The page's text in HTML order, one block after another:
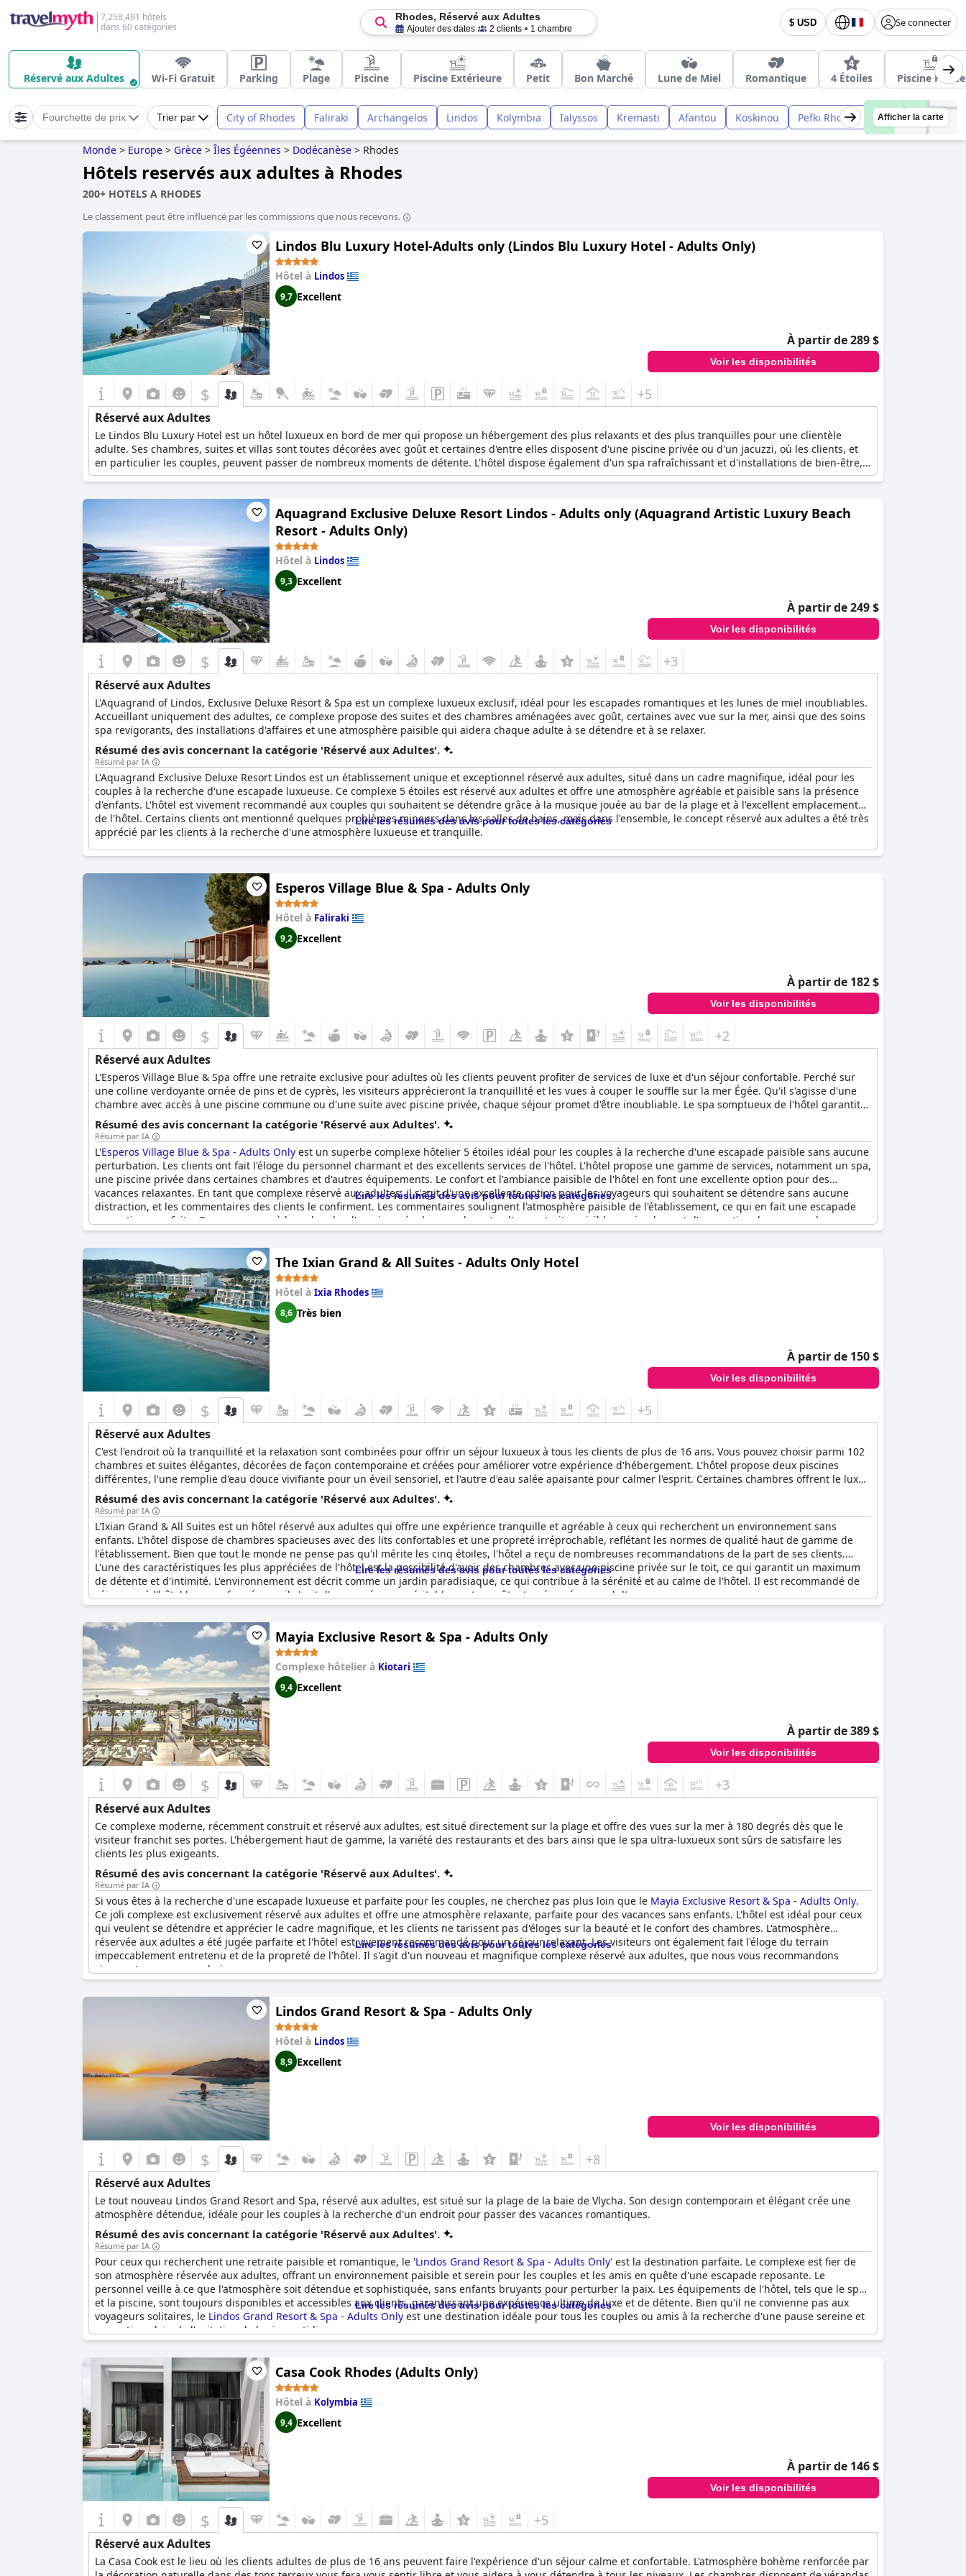
7,258,491 hôtels
dans 60 catégories
$ USD Se connecter
Rhodes, Réservé aux Adultes
Ajouter des dates 2 clients 1 chambre
Réservé aux Adultes Wi-Fi Gratuit Parking Plage Piscine Piscine Extérieure Petit Bon Marché Lune de Miel Romantique 4 Étoiles Piscine Privée
Fourchette de prix Trier par City of Rhodes Faliraki Archangelos Lindos Kolymbia Ialyssos Kremasti Afantou Koskinou Pefki Rhodes Afficher la carte
Monde > Europe > Grèce > Îles Égéennes > Dodécanèse > Rhodes
Hôtels reservés aux adultes à Rhodes
200+ HOTELS A RHODES
Le classement peut être influencé par les commissions que nous recevons.
Lindos Blu Luxury Hotel-Adults only (Lindos Blu Luxury Hotel - Adults Only)
Hôtel à Lindos
9,7 Excellent
À partir de 289 $
Voir les disponibilités
$ +5
Réservé aux Adultes
Le Lindos Blu Luxury Hotel est un hôtel luxueux en bord de mer qui propose un hébergement des plus relaxants et des plus tranquilles pour une clientèle
adulte. Ses chambres, suites et villas sont toutes décorées avec goût et certaines d'entre elles disposent d'une piscine privée ou d'un jacuzzi, où les clients, et
en particulier les couples, peuvent passer de nombreux moments de détente. L'hôtel dispose également d'un spa rafraîchissant et d'installations de bien-être,
tandis que ses services haut de gamme le rendent idéal pour les couples, les lunes de miel et les escapades romantiques dans un environnement calme sans
Aquagrand Exclusive Deluxe Resort Lindos - Adults only (Aquagrand Artistic Luxury Beach
Resort - Adults Only)
Hôtel à Lindos
9,3 Excellent
À partir de 249 $
Voir les disponibilités
$ +3
Réservé aux Adultes
L'Aquagrand of Lindos, Exclusive Deluxe Resort & Spa est un complexe luxueux exclusif, idéal pour les escapades romantiques et les lunes de miel inoubliables.
Accueillant uniquement des adultes, ce complexe propose des suites et des chambres aménagées avec goût, certaines avec vue sur la mer, ainsi que des soins
spa revigorants, des installations d'affaires et une atmosphère paisible qui aidera chaque adulte à se détendre et à se relaxer.
Résumé des avis concernant la catégorie 'Réservé aux Adultes'.
Résumé par IA
L'Aquagrand Exclusive Deluxe Resort Lindos est un établissement unique et exceptionnel réservé aux adultes, situé dans un cadre magnifique, idéal pour les
couples à la recherche d'une escapade luxueuse. Ce complexe 5 étoiles est réservé aux adultes et offre une atmosphère agréable et paisible sans la présence
d'enfants. L'hôtel est vivement recommandé aux couples qui souhaitent se détendre grâce à la musique jouée au bar de la plage et à l'excellent emplacement
de l'hôtel. Certains clients ont mentionné quelques problèmes mineurs dans les salles de bains, mais dans l'ensemble, le concept réservé aux adultes a été très
apprécié par les clients à la recherche d'une atmosphère luxueuse et tranquille.
Lire les résumés des avis pour toutes les catégories
Esperos Village Blue & Spa - Adults Only
Hôtel à Faliraki
9,2 Excellent
À partir de 182 $
Voir les disponibilités
$ +2
Réservé aux Adultes
L'Esperos Village Blue & Spa offre une retraite exclusive pour adultes où les clients peuvent profiter de services de luxe et d'un séjour confortable. Perché sur
une colline verdoyante ornée de pins et de cyprès, les visiteurs apprécieront la tranquillité et les vues à couper le souffle sur la mer Égée. Qu'il s'agisse d'une
chambre avec accès à une piscine commune ou d'une suite avec piscine privée, chaque séjour promet d'être inoubliable. Le spa somptueux de l'hôtel garantit
une expérience relaxante et délicieuse pour tous. L'ambiance de cet hôtel de style de vie, associée à son sens de l'intimité, crée un havre de paix pour les
couples et les célibataires.
Résumé des avis concernant la catégorie 'Réservé aux Adultes'.
Résumé par IA
L'Esperos Village Blue & Spa - Adults Only est un superbe complexe hôtelier 5 étoiles idéal pour les couples à la recherche d'une escapade paisible sans aucune
perturbation. Les clients ont fait l'éloge du personnel charmant et des excellents services de l'hôtel. L'hôtel propose une gamme de services, notamment un spa,
une piscine privée dans certaines chambres et d'autres équipements. Le confort et l'ambiance paisible de l'hôtel en font une excellente option pour des
vacances relaxantes. En tant que complexe réservé aux adultes, il s'agit d'une excellente option pour les voyageurs qui souhaitent se détendre sans aucune
distraction, et les commentaires des clients le confirment. Les commentaires soulignent l'atmosphère paisible de l'établissement, ce qui en fait une escapade
romantique parfaite. Que vous soyez à la recherche d'une journée de spa relaxante, d'une retraite paisible ou simplement d'une option de vacances luxueuses,
l'Esperos Village Blue & Spa - Adults Onlyest un excellent choix.
Lire les résumés des avis pour toutes les catégories
The Ixian Grand & All Suites - Adults Only Hotel
Hôtel à Ixia Rhodes
8,6 Très bien
À partir de 150 $
Voir les disponibilités
$ +5
Réservé aux Adultes
C'est l'endroit où la tranquillité et la relaxation sont combinées pour offrir un séjour luxueux à tous les clients de plus de 16 ans. Vous pouvez choisir parmi 102
chambres et suites élégantes, décorées de façon contemporaine et créées pour améliorer votre expérience d'hébergement. L'hôtel propose deux piscines
différentes, l'une remplie d'eau douce vivifiante pour un éveil sensoriel, et l'autre d'eau salée apaisante pour calmer l'esprit. Certaines chambres offrent le luxe
supplémentaire d'une piscine privée, ce qui permet aux clients de profiter de services exclusifs dans l'intimité et le confort de leur propre chambre.
Résumé des avis concernant la catégorie 'Réservé aux Adultes'.
Résumé par IA
L'Ixian Grand & All Suites est un hôtel réservé aux adultes qui offre une expérience tranquille et agréable à ceux qui recherchent un environnement sans
enfants. L'hôtel dispose de chambres spacieuses avec des lits confortables et une propreté irréprochable, reflétant les normes de qualité haut de gamme de
l'établissement. Bien que tout le monde ne pense pas qu'il mérite les cinq étoiles, l'hôtel a reçu de nombreuses recommandations de la part de ses clients.
L'une des caractéristiques les plus appréciées de l'hôtel est la possibilité d'avoir des chambres avec une piscine privée sur le toit, ce qui garantit un maximum
de détente et d'intimité. L'environnement est décrit comme un jardin paradisiaque, ce qui contribue à la sérénité et au calme de l'hôtel. Il est recommandé de
séjourner à l'hôtel les yeux fermés, car il s'agit d'une expérience véritablement envoûtante, réservée aux adultes.
Lire les résumés des avis pour toutes les catégories
Mayia Exclusive Resort & Spa - Adults Only
Complexe hôtelier à Kiotari
9,4 Excellent
À partir de 389 $
Voir les disponibilités
$ +3
Réservé aux Adultes
Ce complexe moderne, récemment construit et réservé aux adultes, est situé directement sur la plage et offre des vues sur la mer à 180 degrés dès que le
visiteur franchit ses portes. L'hébergement haut de gamme, la variété des restaurants et des bars ainsi que le spa ultra-luxueux sont sûrs de satisfaire les
clients les plus exigeants.
Résumé des avis concernant la catégorie 'Réservé aux Adultes'.
Résumé par IA
Si vous êtes à la recherche d'une escapade luxueuse et parfaite pour les couples, ne cherchez pas plus loin que le Mayia Exclusive Resort & Spa - Adults Only.
Ce joli complexe est exclusivement réservé aux adultes et offre une atmosphère relaxante, parfaite pour des vacances sans enfants. L'hôtel est idéal pour ceux
qui veulent se détendre et apprécier le cadre magnifique, et les clients ne tarissent pas d'éloges sur la beauté et le confort des chambres. L'atmosphère
réservée aux adultes a été jugée parfaite et l'hôtel est vivement recommandé pour un séjour relaxant. Les visiteurs ont également fait l'éloge du terrain
impeccablement entretenu et de la propreté de l'hôtel. Il s'agit d'un nouveau et magnifique complexe réservé aux adultes, que nous vous recommandons
vivement pour vos prochaines vacances.
Lire les résumés des avis pour toutes les catégories
Lindos Grand Resort & Spa - Adults Only
Hôtel à Lindos
8,9 Excellent
Voir les disponibilités
$ +8
Réservé aux Adultes
Le tout nouveau Lindos Grand Resort and Spa, réservé aux adultes, est situé sur la plage de la baie de Vlycha. Son design contemporain et élégant crée une
atmosphère détendue, idéale pour les couples à la recherche d'un endroit pour passer des vacances romantiques.
Résumé des avis concernant la catégorie 'Réservé aux Adultes'.
Résumé par IA
Pour ceux qui recherchent une retraite paisible et romantique, le 'Lindos Grand Resort & Spa - Adults Only' est la destination parfaite. Le complexe est fier de
son atmosphère réservée aux adultes, offrant un environnement paisible et serein pour les couples et les amis en quête d'une escapade reposante. Le
personnel veille à ce que l'atmosphère soit détendue et sophistiquée, sans enfants bruyants pour perturber la paix. Les équipements de l'hôtel, tels que le spa
et la piscine, sont toujours disponibles et accessibles aux clients, garantissant une expérience ultime de luxe et de détente. Bien qu'il ne convienne pas aux
voyageurs solitaires, le Lindos Grand Resort & Spa - Adults Only est une destination idéale pour tous les couples ou amis à la recherche d'une pause sereine et
romantique loin de l'agitation de la vie quotidienne.
Lire les résumés des avis pour toutes les catégories
Casa Cook Rhodes (Adults Only)
Hôtel à Kolymbia
9,4 Excellent
À partir de 146 $
Voir les disponibilités
$ +5
Réservé aux Adultes
La Casa Cook est le lieu où les clients adultes de plus de 16 ans peuvent faire l'expérience d'un séjour calme et confortable. L'atmosphère bohème renforcée par